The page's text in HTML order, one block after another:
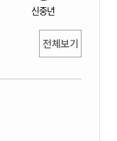
신중년
전체보기